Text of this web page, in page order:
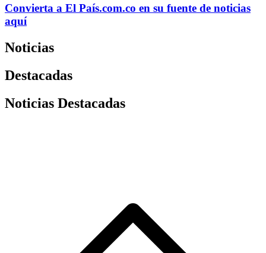
Convierta a El País.com.co en su fuente de noticias
aquí
Noticias
Destacadas
Noticias Destacadas